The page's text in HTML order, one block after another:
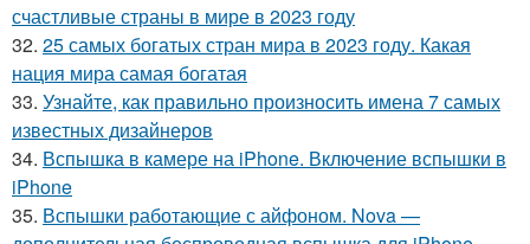
счастливые страны в мире в 2023 году
32. 25 самых богатых стран мира в 2023 году. Какая
нация мира самая богатая
33. Узнайте, как правильно произносить имена 7 самых
известных дизайнеров
34. Вспышка в камере на iPhone. Включение вспышки в
iPhone
35. Вспышки работающие с айфоном. Nova —